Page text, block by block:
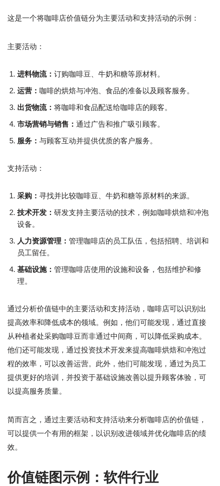
这是一个将咖啡店价值链分为主要活动和支持活动的示例：
主要活动：
进料物流： 订购咖啡豆、牛奶和糖等原材料。
运营： 咖啡的烘焙与冲泡、食品的准备以及顾客服务。
出货物流： 将咖啡和食品配送给咖啡店的顾客。
市场营销与销售： 通过广告和推广吸引顾客。
服务： 与顾客互动并提供优质的客户服务。
支持活动：
采购： 寻找并比较咖啡豆、牛奶和糖等原材料的来源。
技术开发： 研发支持主要活动的技术，例如咖啡烘焙和冲泡
设备。
人力资源管理： 管理咖啡店的员工队伍，包括招聘、培训和
员工留任。
基础设施： 管理咖啡店使用的设施和设备，包括维护和修
理。
通过分析价值链中的主要活动和支持活动，咖啡店可以识别出
提高效率和降低成本的领域。例如，他们可能发现，通过直接
从种植者处采购咖啡豆而非通过中间商，可以降低采购成本。
他们还可能发现，通过投资技术开发来提高咖啡烘焙和冲泡过
程的效率，可以改善运营。此外，他们可能发现，通过为员工
提供更好的培训，并投资于基础设施改善以提升顾客体验，可
以提高服务质量。
简而言之，通过主要活动和支持活动来分析咖啡店的价值链，
可以提供一个有用的框架，以识别改进领域并优化咖啡店的绩
效。
价值链图示例：软件行业